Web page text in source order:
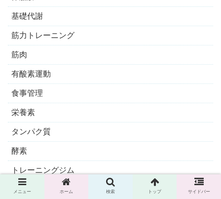
基礎代謝
筋力トレーニング
筋肉
有酸素運動
食事管理
栄養素
タンパク質
酵素
トレーニングジム
メニュー ホーム 検索 トップ サイドバー